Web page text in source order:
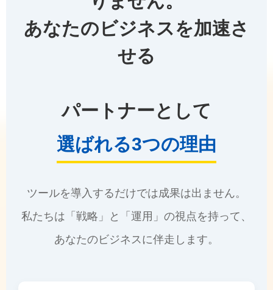
あなたのビジネスを加速さ
せる
パートナーとして
選ばれる3つの理由
ツールを導入するだけでは成果は出ません。
私たちは「戦略」と「運用」の視点を持って、
あなたのビジネスに伴走します。